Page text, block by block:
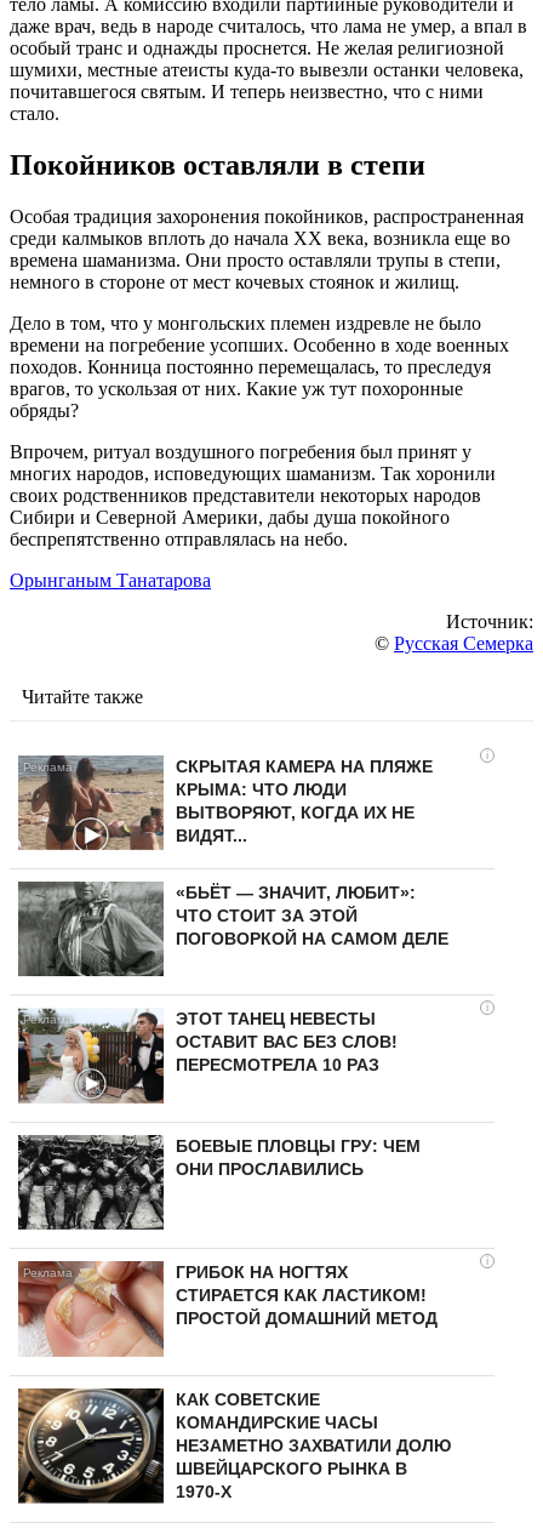
тело ламы. А комиссию входили партийные руководители и
даже врач, ведь в народе считалось, что лама не умер, а впал в
особый транс и однажды проснется. Не желая религиозной
шумихи, местные атеисты куда-то вывезли останки человека,
почитавшегося святым. И теперь неизвестно, что с ними
стало.
Покойников оставляли в степи
Особая традиция захоронения покойников, распространенная
среди калмыков вплоть до начала ХХ века, возникла еще во
времена шаманизма. Они просто оставляли трупы в степи,
немного в стороне от мест кочевых стоянок и жилищ.
Дело в том, что у монгольских племен издревле не было
времени на погребение усопших. Особенно в ходе военных
походов. Конница постоянно перемещалась, то преследуя
врагов, то ускользая от них. Какие уж тут похоронные
обряды?
Впрочем, ритуал воздушного погребения был принят у
многих народов, исповедующих шаманизм. Так хоронили
своих родственников представители некоторых народов
Сибири и Северной Америки, дабы душа покойного
беспрепятственно отправлялась на небо.
Орынганым Танатарова
Источник:
© Русская Семерка
Читайте также
i
СКРЫТАЯ КАМЕРА НА ПЛЯЖЕ
КРЫМА: ЧТО ЛЮДИ
ВЫТВОРЯЮТ, КОГДА ИХ НЕ
ВИДЯТ...
«БЬЁТ — ЗНАЧИТ, ЛЮБИТ»:
ЧТО СТОИТ ЗА ЭТОЙ
ПОГОВОРКОЙ НА САМОМ ДЕЛЕ
i
ЭТОТ ТАНЕЦ НЕВЕСТЫ
ОСТАВИТ ВАС БЕЗ СЛОВ!
ПЕРЕСМОТРЕЛА 10 РАЗ
БОЕВЫЕ ПЛОВЦЫ ГРУ: ЧЕМ
ОНИ ПРОСЛАВИЛИСЬ
i
ГРИБОК НА НОГТЯХ
СТИРАЕТСЯ КАК ЛАСТИКОМ!
ПРОСТОЙ ДОМАШНИЙ МЕТОД
КАК СОВЕТСКИЕ
КОМАНДИРСКИЕ ЧАСЫ
НЕЗАМЕТНО ЗАХВАТИЛИ ДОЛЮ
ШВЕЙЦАРСКОГО РЫНКА В
1970-Х